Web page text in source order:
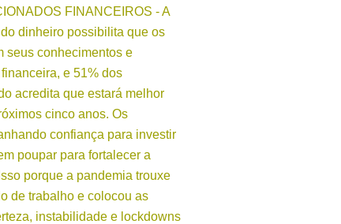
FINANCEIROS - A
dinheiro possibilita que os
seus conhecimentos e
e 51% dos
acredita que estará melhor
cinco anos. Os
confiança para investir
poupar para fortalecer a
porque a pandemia trouxe
de trabalho e colocou as
instabilidade e lockdowns